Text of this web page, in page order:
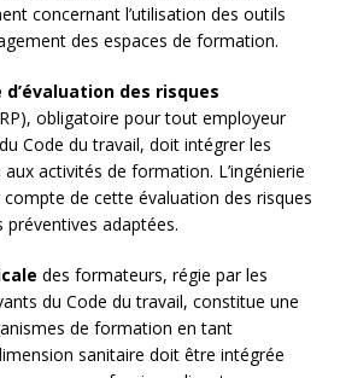
concernant l’utilisation des outils
des espaces de formation.
des risques
obligatoire pour tout employeur
Code du travail, doit intégrer les
activités de formation. L’ingénierie
de cette évaluation des risques
adaptées.
des formateurs, régie par les
du Code du travail, constitue une
de formation en tant
sanitaire doit être intégrée